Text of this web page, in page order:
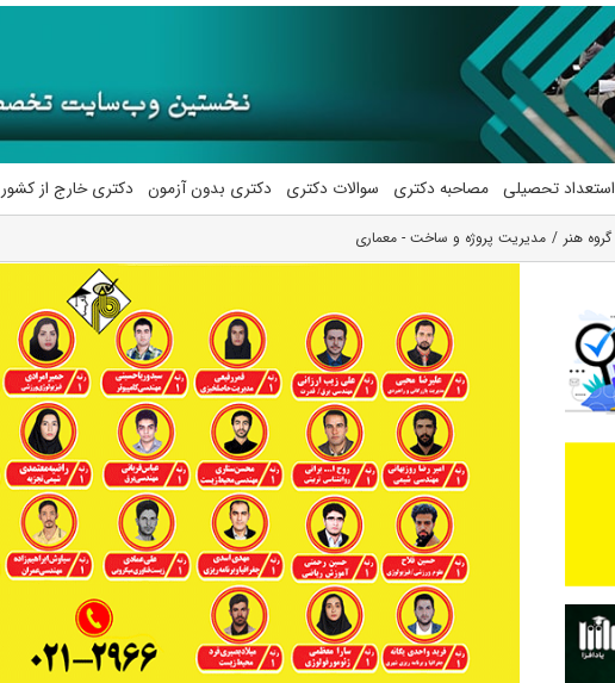
استعداد تحصیلی مصاحبه دکتری سوالات دکتری دکتری بدون آزمون دکتری خارج از کشور
گروه هنر مدیریت پروژه و ساخت - معماری